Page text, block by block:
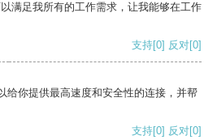
满足我所有的工作需求，让我能够在工作
支持[0] 反对[0]
给你提供最高速度和安全性的连接，并帮
支持[0] 反对[0]